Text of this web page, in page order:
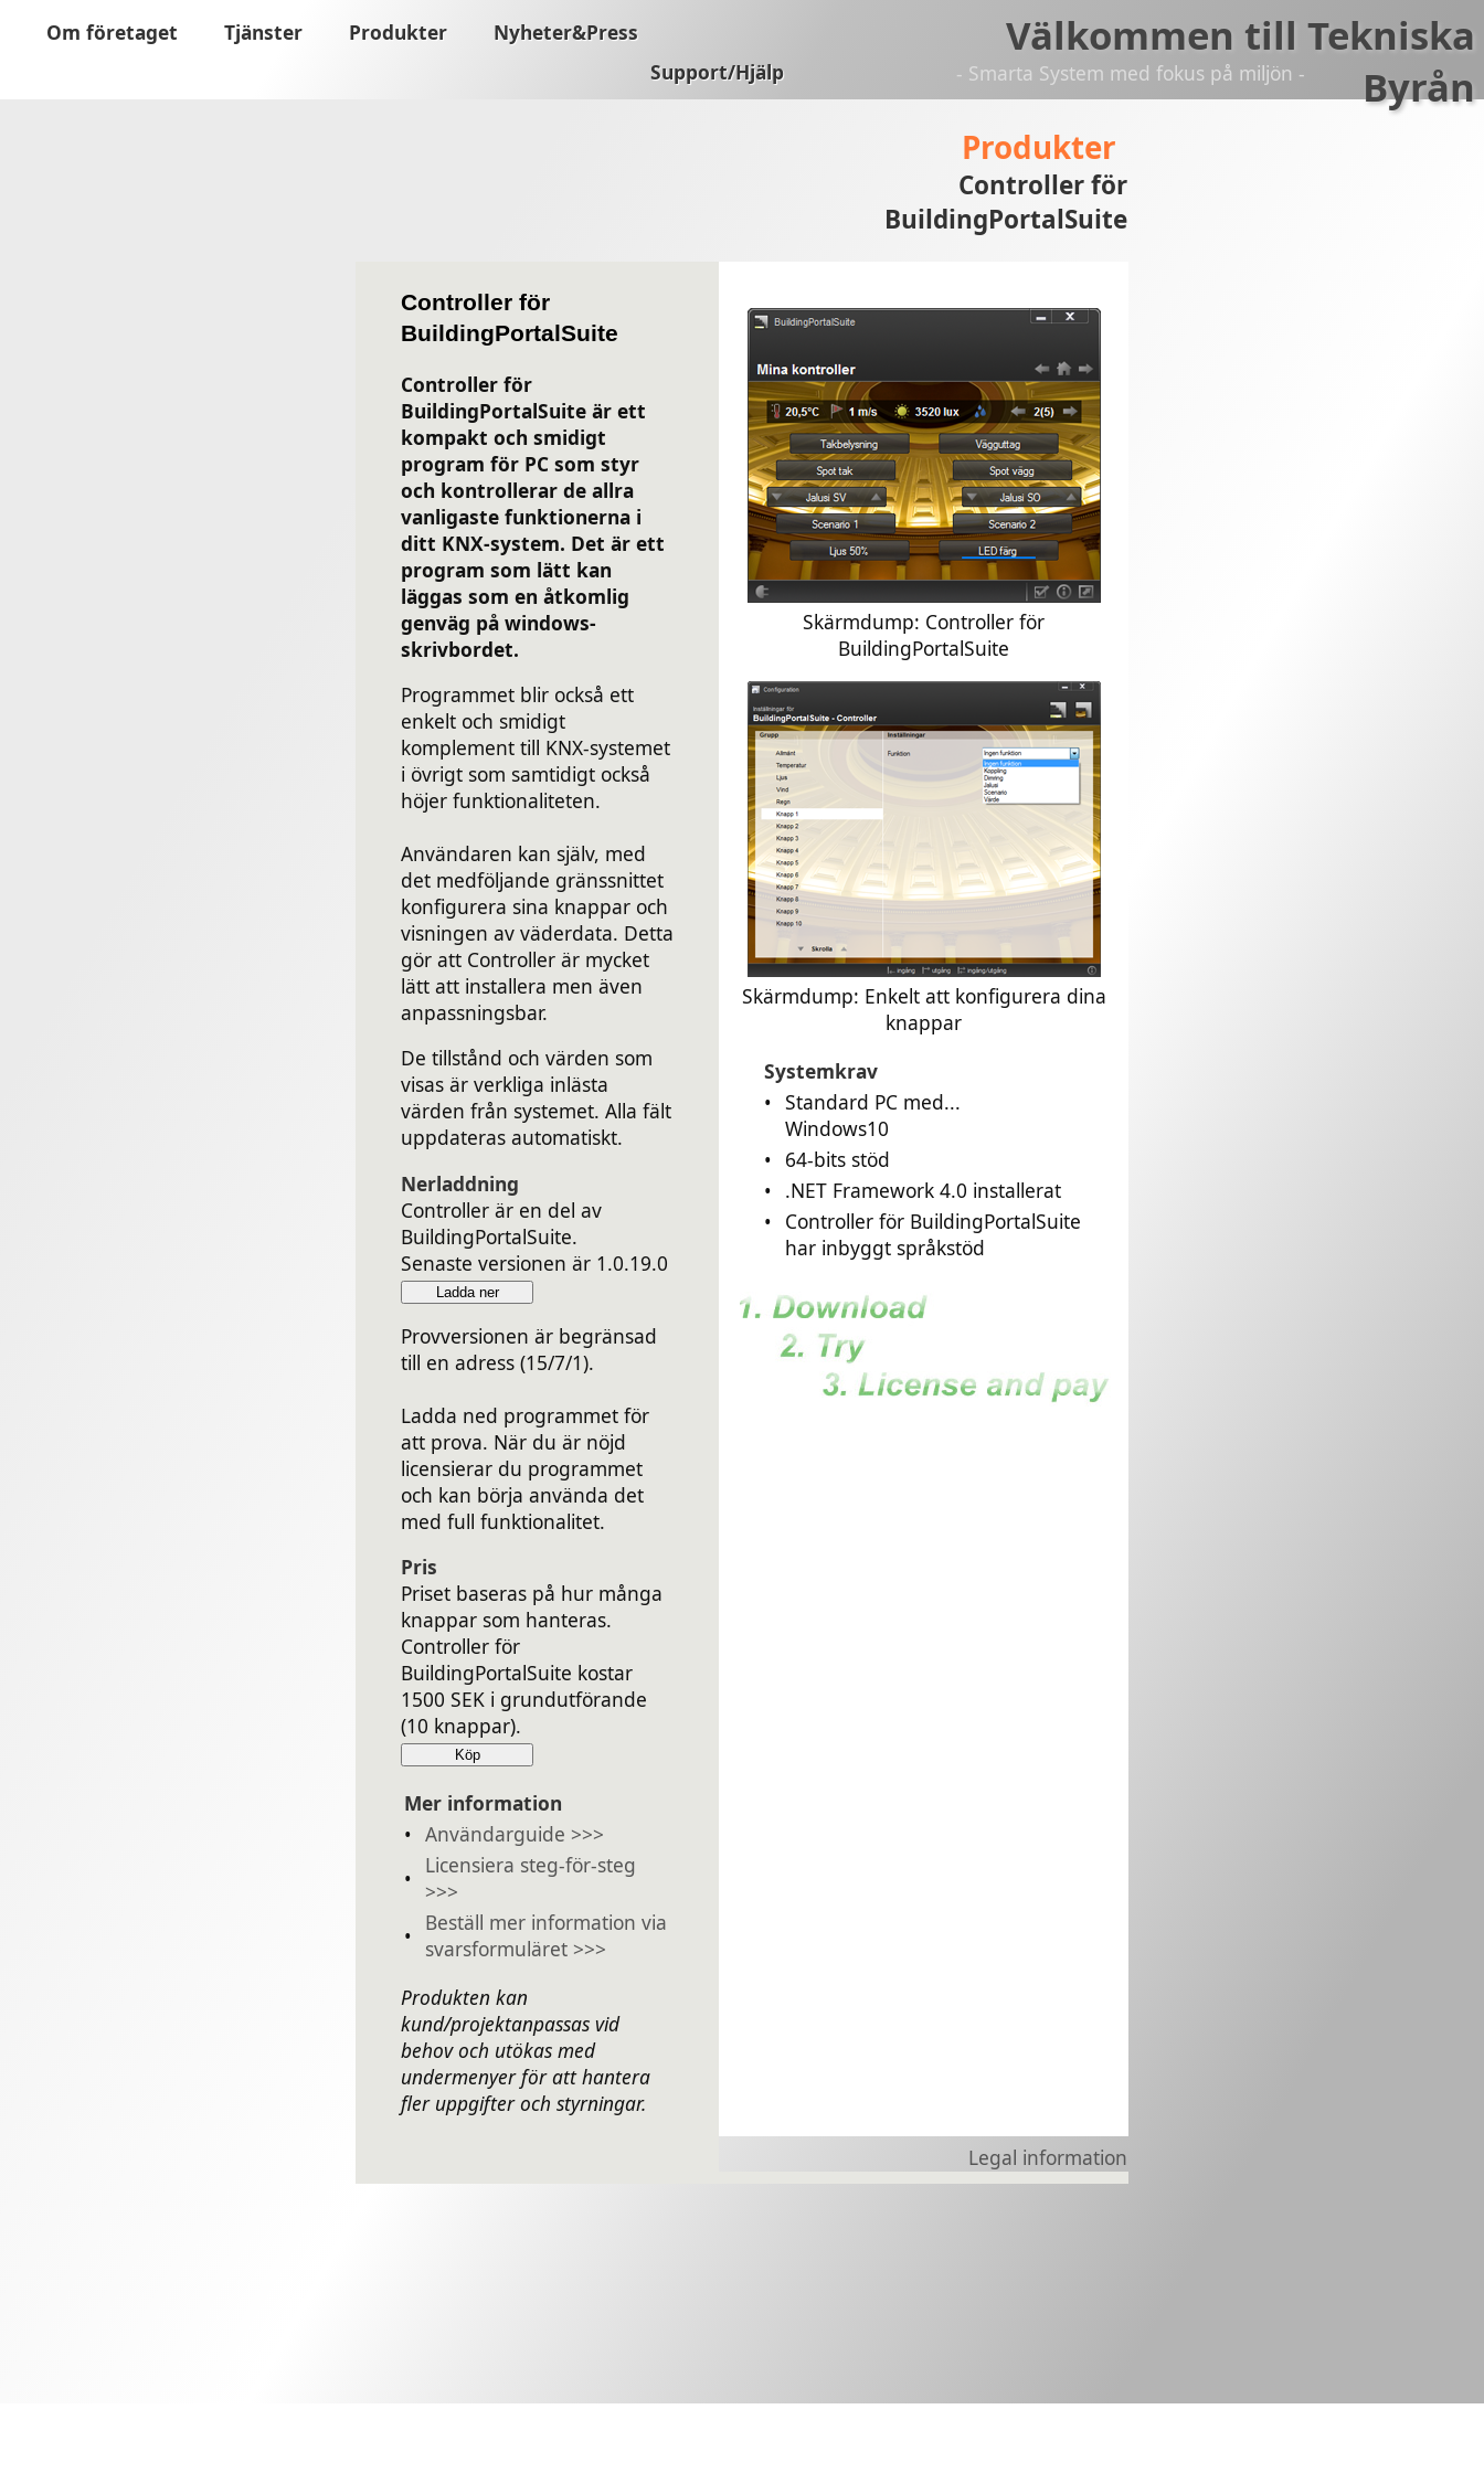
Välkommen till Tekniska
Byrån
Om företaget Tjänster Produkter
Nyheter&Press
Support/Hjälp
- Smarta System med fokus på miljön -
Produkter
Controller för
BuildingPortalSuite
Controller för
BuildingPortalSuite
Controller för
BuildingPortalSuite är ett
kompakt och smidigt
program för PC som styr
och kontrollerar de allra
vanligaste funktionerna i
ditt KNX-system. Det är ett
program som lätt kan
läggas som en åtkomlig
genväg på windows-
skrivbordet.
Programmet blir också ett
enkelt och smidigt
komplement till KNX-systemet
i övrigt som samtidigt också
höjer funktionaliteten.
Användaren kan själv, med
det medföljande gränssnittet
konfigurera sina knappar och
visningen av väderdata. Detta
gör att Controller är mycket
lätt att installera men även
anpassningsbar.
De tillstånd och värden som
visas är verkliga inlästa
värden från systemet. Alla fält
uppdateras automatiskt.
Nerladdning
Controller är en del av
BuildingPortalSuite.
Senaste versionen är 1.0.19.0
Ladda ner
Provversionen är begränsad
till en adress (15/7/1).
Ladda ned programmet för
att prova. När du är nöjd
licensierar du programmet
och kan börja använda det
med full funktionalitet.
Pris
Priset baseras på hur många
knappar som hanteras.
Controller för
BuildingPortalSuite kostar
1500 SEK i grundutförande
(10 knappar).
Köp
Mer information
• Användarguide >>>
• Licensiera steg-för-steg
>>>
• Beställ mer information via
svarsformuläret >>>
Produkten kan
kund/projektanpassas vid
behov och utökas med
undermenyer för att hantera
fler uppgifter och styrningar.
Skärmdump: Controller för
BuildingPortalSuite
Skärmdump: Enkelt att konfigurera dina
knappar
Systemkrav
• Standard PC med...
Windows10
• 64-bits stöd
• .NET Framework 4.0 installerat
• Controller för BuildingPortalSuite
har inbyggt språkstöd
Legal information